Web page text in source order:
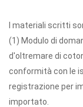
I materiali scritti
(1) Modulo di
d'oltremare di
conformità con le
registrazione per
importato.